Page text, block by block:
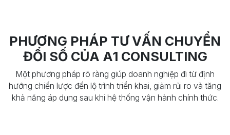
PHƯƠNG PHÁP TƯ VẤN CHUYỂN
ĐỔI SỐ CỦA A1 CONSULTING
Một phương pháp rõ ràng giúp doanh nghiệp đi từ định
hướng chiến lược đến lộ trình triển khai, giảm rủi ro và tăng
khả năng áp dụng sau khi hệ thống vận hành chính thức.